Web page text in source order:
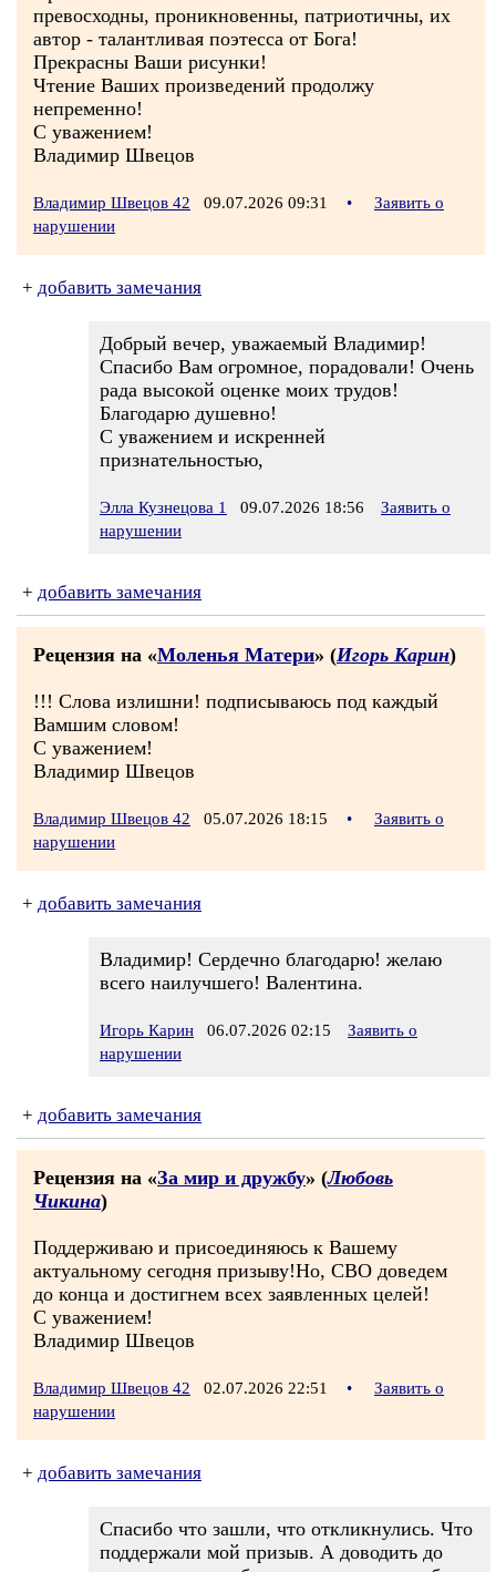
превосходны, проникновенны, патриотичны, их
автор - талантливая поэтесса от Бога!
Прекрасны Ваши рисунки!
Чтение Ваших произведений продолжу
непременно!
С уважением!
Владимир Швецов
Владимир Швецов 42 09.07.2026 09:31 •
Заявить о
нарушении
+ добавить замечания
Добрый вечер, уважаемый Владимир!
Спасибо Вам огромное, порадовали! Очень
рада высокой оценке моих трудов!
Благодарю душевно!
С уважением и искренней
признательностью,
Элла Кузнецова 1 09.07.2026 18:56
Заявить о
нарушении
+ добавить замечания
Рецензия на «Моленья Матери» (Игорь Карин)
!!! Слова излишни! подписываюсь под каждый
Вамшим словом!
С уважением!
Владимир Швецов
Владимир Швецов 42 05.07.2026 18:15 •
Заявить о
нарушении
+ добавить замечания
Владимир! Сердечно благодарю! желаю
всего наилучшего! Валентина.
Игорь Карин 06.07.2026 02:15
Заявить о
нарушении
+ добавить замечания
Рецензия на «За мир и дружбу» (Любовь
Чикина)
Поддерживаю и присоединяюсь к Вашему
актуальному сегодня призыву!Но, СВО доведем
до конца и достигнем всех заявленных целей!
С уважением!
Владимир Швецов
Владимир Швецов 42 02.07.2026 22:51 •
Заявить о
нарушении
+ добавить замечания
Спасибо что зашли, что откликнулись. Что
поддержали мой призыв. А доводить до